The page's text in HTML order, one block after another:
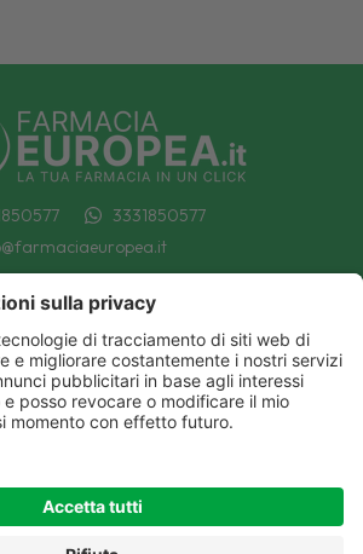
3331850577
INPS
RIMEDI
CATEGORIE FARMACI A-Z
MARCHI
TUTTO IL NOSTRO CATALOGO
IL NOSTRO BLOG